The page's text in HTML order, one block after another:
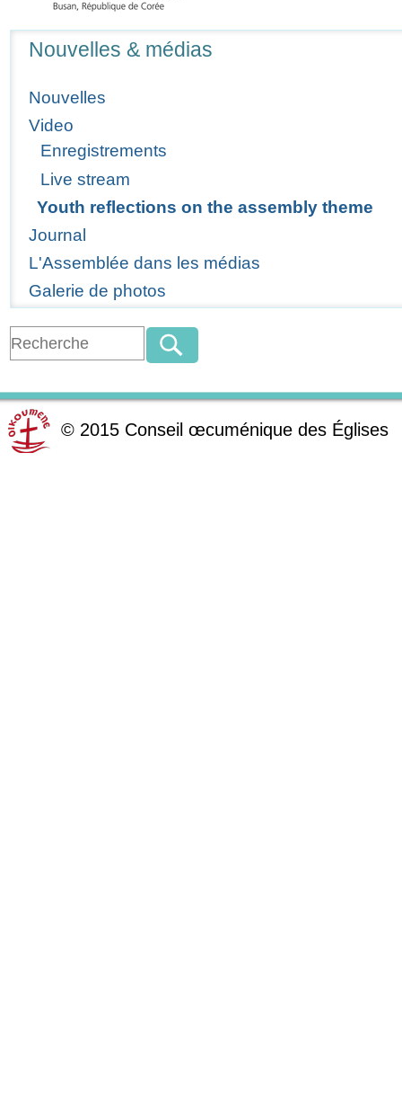
Nouvelles & médias
Nouvelles
Video
Enregistrements
Live stream
Youth reflections on the assembly theme
Journal
L'Assemblée dans les médias
Galerie de photos
© 2015 Conseil œcuménique des Églises